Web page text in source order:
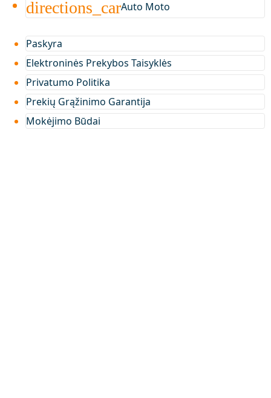
directions_carAuto Moto
Paskyra
Elektroninės Prekybos Taisyklės
Privatumo Politika
Prekių Grąžinimo Garantija
Mokėjimo Būdai